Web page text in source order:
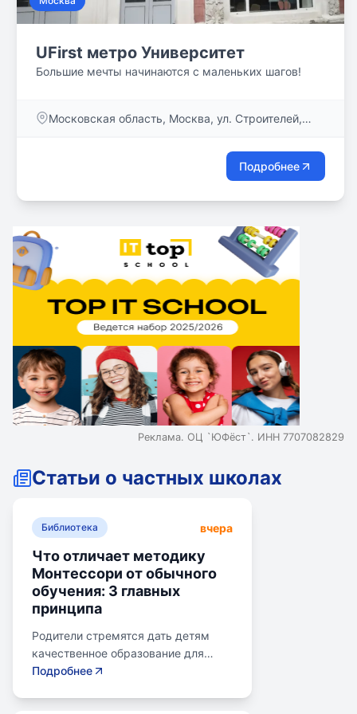
UFirst метро Университет
Большие мечты начинаются с маленьких шагов!
Московская область, Москва, ул. Строителей,
Подробнее
Реклама. ОЦ `ЮФёст`. ИНН 7707082829
Статьи о частных школах
Библиотека вчера
Что отличает методику
Монтессори от обычного
обучения: 3 главных
принципа
Родители стремятся дать детям
качественное образование для
лучшего будущего. Обучение по
Подробнее